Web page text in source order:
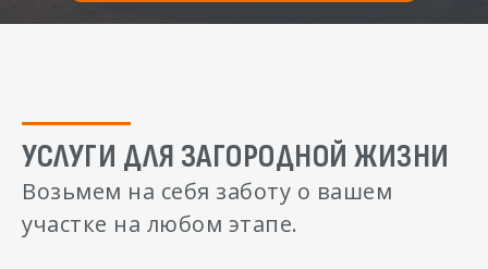
УСЛУГИ ДЛЯ ЗАГОРОДНОЙ ЖИЗНИ
Возьмем на себя заботу о вашем
участке на любом этапе.